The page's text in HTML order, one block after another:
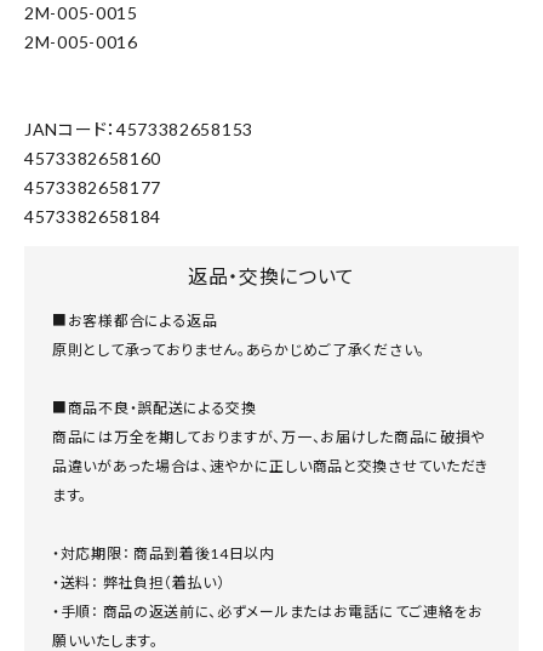
2M-005-0015
2M-005-0016
JANコード：4573382658153
4573382658160
4573382658177
4573382658184
返品・交換について
■お客様都合による返品
原則として承っておりません。あらかじめご了承ください。
■商品不良・誤配送による交換
商品には万全を期しておりますが、万一、お届けした商品に破損や
品違いがあった場合は、速やかに正しい商品と交換させていただき
ます。
・対応期限： 商品到着後14日以内
・送料： 弊社負担（着払い）
・手順： 商品の返送前に、必ずメールまたはお電話にてご連絡をお
願いいたします。